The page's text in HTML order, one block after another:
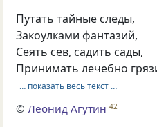
Путать тайные следы,
Закоулками фантазий,
Сеять сев, садить сады,
Принимать лечебно
… показать весь текст …
©Леонид Агутин 42